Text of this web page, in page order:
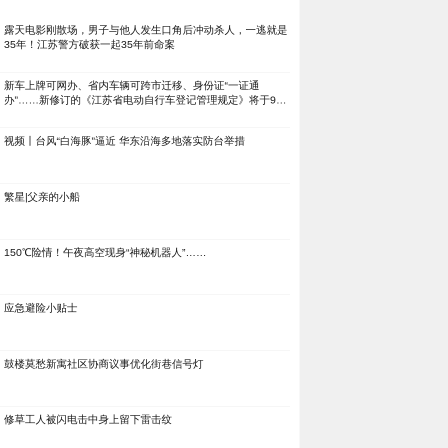
露天电影刚散场，男子与他人发生口角后冲动杀人，一逃就是
35年！江苏警方破获一起35年前命案
新车上牌可网办、省内车辆可跨市迁移、身份证“一证通
办”……新修订的《江苏省电动自行车登记管理规定》将于9月
视频丨台风“白海豚”逼近 华东沿海多地落实防台举措
繁星|父亲的小船
150℃险情！午夜高空现身“神秘机器人”……
应急避险小贴士
鼓楼莫愁新寓社区协商议事优化街巷信号灯
修草工人被闪电击中身上留下雷击纹